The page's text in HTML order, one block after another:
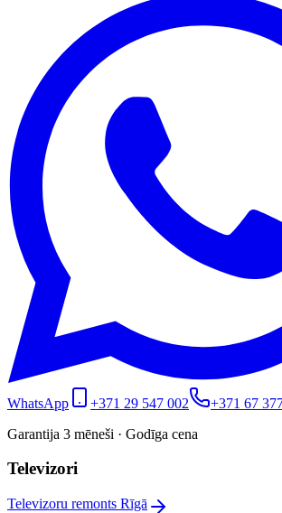
WhatsApp +371 29 547 002
+371 67
Garantija 3 mēneši · Godīga cena
Televizori
Televizoru remonts Rīgā